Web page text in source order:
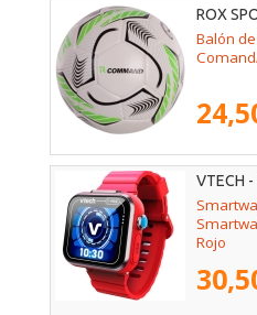
ROX
Balón
VTECH
Rojo